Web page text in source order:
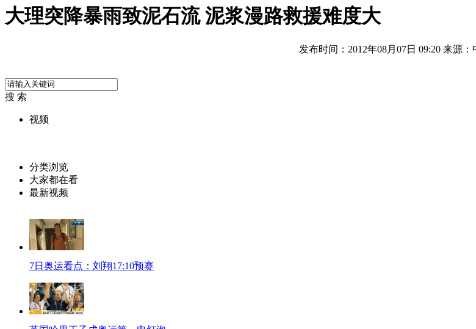
大理突降暴雨致泥石流 泥浆漫路救援难度大
发布时间：2012年08月07日 09:20 来源：
搜 索
视频
分类浏览
大家都在看
最新视频
7日奥运看点：刘翔17:10预赛